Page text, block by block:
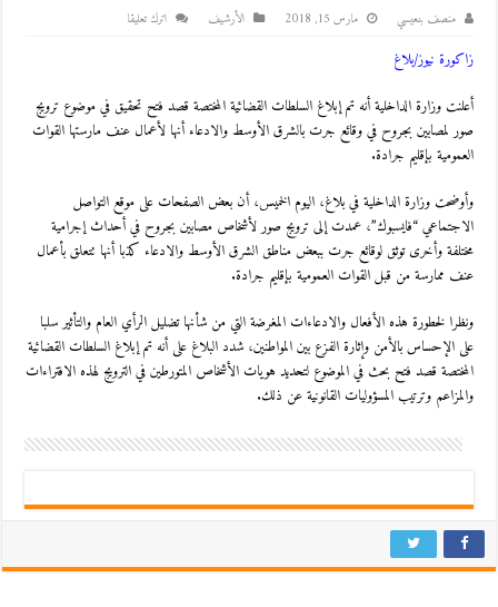
منصف بنعيسي مارس 15, 2018 اﻷرشيف اترك تعليقا
زاكورة نيوز/بلاغ
أعلنت وزارة الداخلية أنه تم إبلاغ السلطات القضائية المختصة قصد فتح تحقيق في موضوع ترويج
صور لمصابين بجروح في وقائع جرت بالشرق الأوسط والادعاء أنها لأعمال عنف مارستها القوات
العمومية بإقليم جرادة.
وأوضحت وزارة الداخلية في بلاغ، اليوم الخميس، أن بعض الصفحات على موقع التواصل
الاجتماعي “فايسبوك”، عمدت إلى ترويج صور لأشخاص مصابين بجروح في أحداث إجرامية
مختلفة وأخرى توثق لوقائع جرت ببعض مناطق الشرق الأوسط والادعاء كذبا أنها تتعلق بأعمال
عنف ممارسة من قبل القوات العمومية بإقليم جرادة.
ونظرا لخطورة هذه الأفعال والادعاءات المغرضة التي من شأنها تضليل الرأي العام والتأثير سلبا
على الإحساس بالأمن وإثارة الفزع بين المواطنين، شدد البلاغ على أنه تم إبلاغ السلطات القضائية
المختصة قصد فتح بحث في الموضوع لتحديد هويات الأشخاص المتورطين في الترويج لهذه الافتراءات
والمزاعم وترتيب المسؤوليات القانونية عن ذلك.